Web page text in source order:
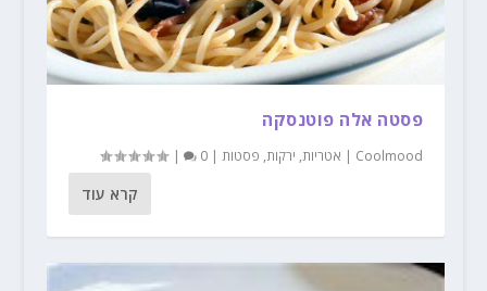
פסטה אלה פוטנסקה
Coolmood אטריות, ירקות, פסטות|
0
|
קרא עוד